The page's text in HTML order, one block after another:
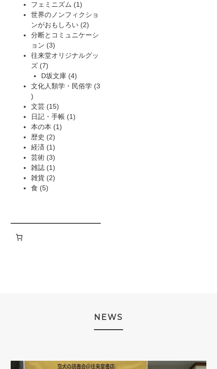
品
商
品
の
商
品
の
品
フェミニズム 11
個
の
商
世界のノンフィクショ
ンがおもしろい 22
個
商
分断とコミュニケーシ
ョン
33
個
商
品
往来堂オリジナルグッ
ズ 77
個
の
品
D坂文庫 44
個
品
文化人類学・民俗学 3
3
個
の
商
品
文芸 1515
個
の
日記・手帳 11
本の本 11
歴史 22
個
の
商
品
経済 11
個
の
商
芸術 33
個
の
雑誌 11
個
雑貨 22
食 55
NEWS